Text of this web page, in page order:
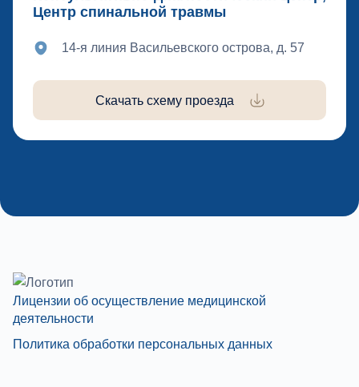
Центр спинальной травмы
14-я линия Васильевского острова, д. 57
Скачать схему проезда
Лицензии об осуществление медицинской
деятельности
Политика обработки персональных данных